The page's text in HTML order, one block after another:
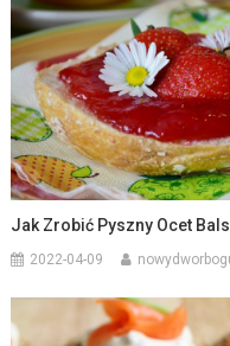
Jak Zrobić Pyszny Ocet
2022-04-09